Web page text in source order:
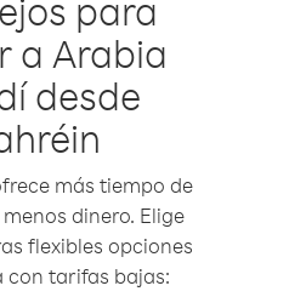
para
a Arabia
desde
más tiempo de
dinero. Elige
flexibles opciones
con tarifas bajas: